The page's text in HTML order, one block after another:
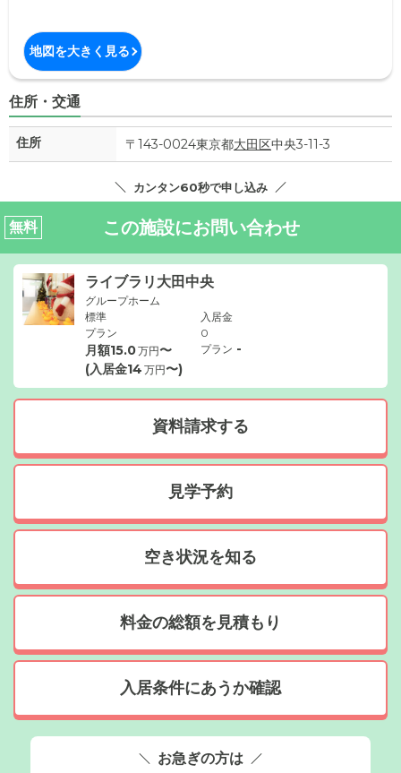
地図を大きく見る
住所・交通
住所 〒143-0024東京都大田区中央3-11-3
カンタン60秒で申し込み
無料 この施設にお問い合わせ
ライブラリ大田中央
グループホーム
標準
プラン
月額15.0万円〜
(入居金14 万円〜)
入居金
0
プラン -
資料請求する
見学予約
空き状況を知る
料金の総額を見積もり
入居条件にあうか確認
お急ぎの方は